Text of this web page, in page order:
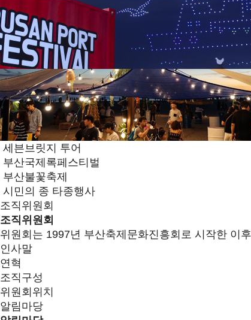
세븐브릿지 투어
부산국제록페스티벌
부산불꽃축제
시민의 종 타종행사
조직위원회
조직위원회
위원회는 1997년 부산축제문화진흥회로 시작한 이
인사말
연혁
조직구성
위원회위치
알림마당